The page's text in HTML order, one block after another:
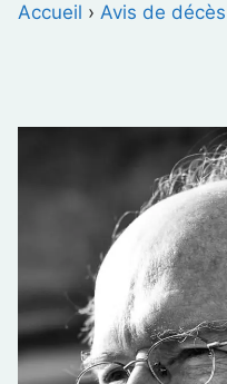
Accueil › Avis de décès